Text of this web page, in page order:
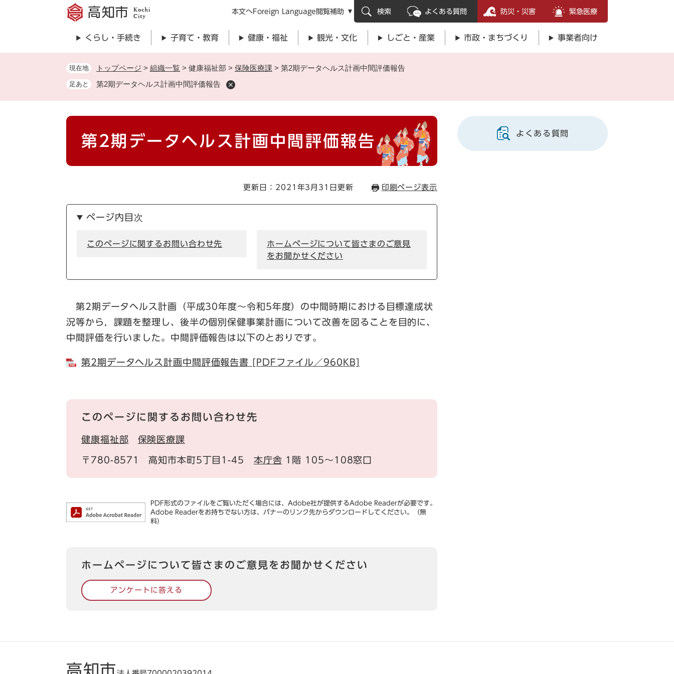
先
。
メニューを飛ばして本文へ
本文へForeign Language 閲覧補助 検索 よくある質問 防災・災害 緊急医療
くらし・手続き 子育て・教育 健康・福祉 観光・文化 しごと・産業 市政・まちづくり 事業者向け
現在地 トップページ > 組織一覧 > 健康福祉部 > 保険医療課 > 第2期データヘルス計画中間評価報告
足あと 第2期データヘルス計画中間評価報告
本
第2期データヘルス計画中間評価報告
更新日：2021年3月31日更新 印刷ページ表示
ページ内目次
このページに関するお問い合わせ先
ホームページについて皆さまのご意見
をお聞かせください
第2期データヘルス計画（平成30年度～令和5年度）の中間時期における目標達成状
況等から，課題を整理し、後半の個別保健事業計画について改善を図ることを目的に、
中間評価を行いました。中間評価報告は以下のとおりです。
第2期データヘルス計画中間評価報告書 [PDFファイル／960KB]
このページに関するお問い合わせ先
健康福祉部 保険医療課
〒780-8571 高知市本町5丁目1-45 本庁舎 1階 105～108窓口
PDF形式のファイルをご覧いただく場合には、Adobe社が提供するAdobe Readerが必要です。
Adobe Readerをお持ちでない方は、バナーのリンク先からダウンロードしてください。（無
料）
ホームページについて皆さまのご意見をお聞かせください
アンケートに答える
よくある質問
高知市